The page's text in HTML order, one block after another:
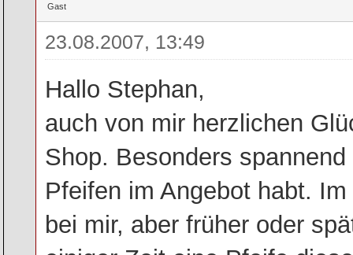
Gast
23.08.2007, 13:49
Hallo Stephan,
auch von mir herzlichen
Shop. Besonders
Pfeifen im Angebot habt.
bei mir, aber früher oder